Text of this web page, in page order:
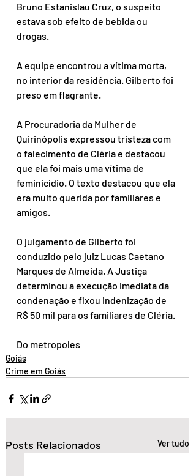
Bruno Estanislau Cruz, o suspeito
estava sob efeito de bebida ou
drogas.
A equipe encontrou a vítima morta,
no interior da residência. Gilberto foi
preso em flagrante.
A Procuradoria da Mulher de
Quirinópolis expressou tristeza com
o falecimento de Cléria e destacou
que ela foi mais uma vítima de
feminicídio. O texto destacou que ela
era muito querida por familiares e
amigos.
O julgamento de Gilberto foi
conduzido pelo juiz Lucas Caetano
Marques de Almeida. A Justiça
determinou a execução imediata da
condenação e fixou indenização de
R$ 50 mil para os familiares de Cléria.
Do metropoles
Goiás
Crime em Goiás
Posts Relacionados Ver tudo